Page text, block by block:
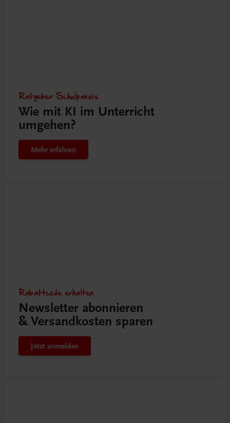
Ratgeber Schulpraxis
Wie mit KI im Unterricht
umgehen?
Mehr erfahren
Rabattcode erhalten
Newsletter abonnieren
& Versandkosten sparen
Jetzt anmelden